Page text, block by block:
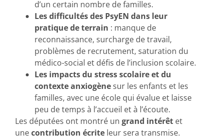
d’un certain nombre de familles.
Les difficultés des PsyEN dans leur
pratique de terrain : manque de
reconnaissance, surcharge de travail,
problèmes de recrutement, saturation du
médico-social et défis de l’inclusion scolaire.
Les impacts du stress scolaire et du
contexte anxiogène sur les enfants et les
familles, avec une école qui évalue et laisse
peu de temps à l’accueil et à l’écoute.
Les députées ont montré ungrand intérêt et
unecontribution écrite leur sera transmise.